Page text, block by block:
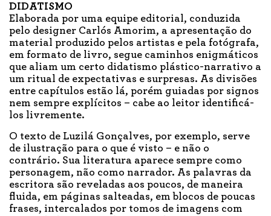
DIDATISMO
Elaborada por uma equipe editorial, conduzida
pelo designer Carlós Amorim, a apresentação do
material produzido pelos artistas e pela fotógrafa,
em formato de livro, segue caminhos enigmáticos
que aliam um certo didatismo plástico-narrativo a
um ritual de expectativas e surpresas. As divisões
entre capítulos estão lá, porém guiadas por signos
nem sempre explícitos – cabe ao leitor identificá-
los livremente.
O texto de Luzilá Gonçalves, por exemplo, serve
de ilustração para o que é visto – e não o
contrário. Sua literatura aparece sempre como
personagem, não como narrador. As palavras da
escritora são reveladas aos poucos, de maneira
fluida, em páginas salteadas, em blocos de poucas
frases, intercalados por tomos de imagens com